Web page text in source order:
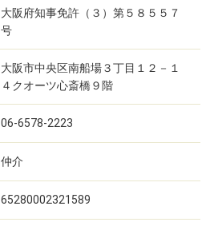
大阪府知事免許（３）第５８５５７
号
大阪市中央区南船場３丁目１２－１
４クオーツ心斎橋９階
06-6578-2223
仲介
65280002321589